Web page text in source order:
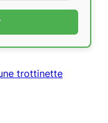
trottinette